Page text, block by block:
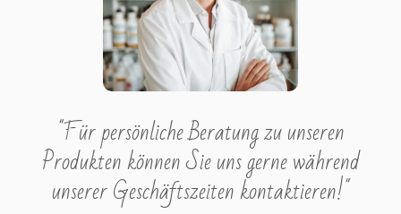
"Für persönliche Beratung zu unseren
Produkten können Sie uns gerne während
unserer Geschäftszeiten kontaktieren!"